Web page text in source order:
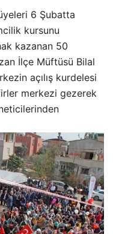
6 Şubatta
kursunu
kazanan 50
İlçe Müftüsü Bilal
açılış kurdelesi
merkezi gezerek